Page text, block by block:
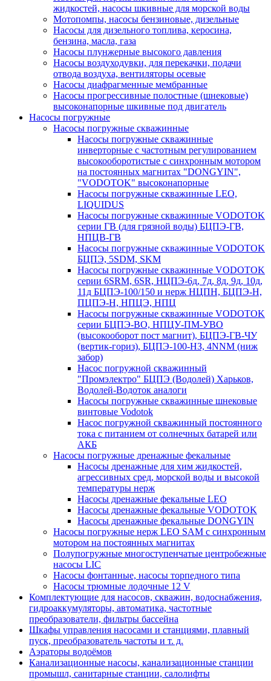
жидкостей, насосы шкивные для морской воды
Мотопомпы, насосы бензиновые, дизельные
Насосы для дизельного топлива, керосина,
бензина, масла, газа
Насосы плунжерные высокого давления
Насосы воздуходувки, для перекачки, подачи
отвода воздуха, вентиляторы осевые
Насосы диафрагменные мембранные
Насосы прогрессивные полостные (шнековые)
высоконапорные шкивные под двигатель
Насосы погружные
Насосы погружные скважинные
Насосы погружные скважинные
инверторные с частотным регулированием
высокооборотистые с синхронным мотором
на постоянных магнитах "DONGYIN",
"VODOTOK" высоконапорные
Насосы погружные скважинные LEO,
LIQUIDUS
Насосы погружные скважинные VODOTOK
серии ГВ (для грязной воды) БЦПЭ-ГВ,
НПЦВ-ГВ
Насосы погружные скважинные VODOTOK
БЦПЭ, 5SDM, SKM
Насосы погружные скважинные VODOTOK
серии 6SRM, 6SR, НЦПЭ-6д, 7д, 8д, 9д, 10д,
11д БЦПЭ-100/150 и нерж НЦПН, БЦПЭ-Н,
ПЦПЭ-Н, НПЦЭ, НПЦ
Насосы погружные скважинные VODOTOK
серии БЦПЭ-ВО, НПЦУ-ПМ-УВО
(высокооборот пост магнит), БЦПЭ-ГВ-ЧУ
(вертик-гориз), БЦПЭ-100-НЗ, 4NNM (ниж
забор)
Насос погружной скважинный
"Промэлектро" БЦПЭ (Водолей) Харьков,
Водолей-Водоток аналоги
Насосы погружные скважинные шнековые
винтовые Vodotok
Насос погружной скважинный постоянного
тока с питанием от солнечных батарей или
АКБ
Насосы погружные дренажные фекальные
Насосы дренажные для хим жидкостей,
агрессивных сред, морской воды и высокой
температуры нерж
Насосы дренажные фекальные LEO
Насосы дренажные фекальные VODOTOK
Насосы дренажные фекальные DONGYIN
Насосы погружные нерж LEO SAM с синхронным
мотором на постоянных магнитах
Полупогружные многоступенчатые центробежные
насосы LIC
Насосы фонтанные, насосы торпедного типа
Насосы трюмные лодочные 12 V
Комплектующие для насосов, скважин, водоснабжения,
гидроаккумуляторы, автоматика, частотные
преобразователи, фильтры бассейна
Шкафы управления насосами и станциями, плавный
пуск, преобразователь частоты и т. д.
Аэраторы водоёмов
Канализационные насосы, канализационные станции
промышл, санитарные станции, салолифты